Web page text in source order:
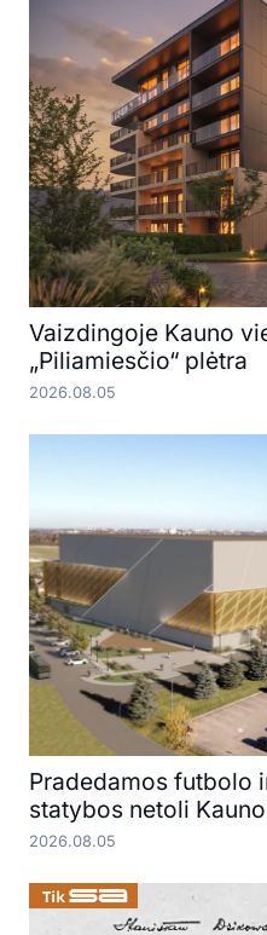
Vaizdingoje Kauno
„Piliamiesčio“ plėtra
2026.08.05
Pradedamos futbolo
statybos netoli
2026.08.05